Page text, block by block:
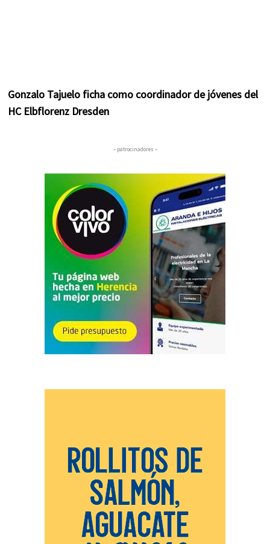
Gonzalo Tajuelo ficha como coordinador de jóvenes del
HC Elbflorenz Dresden
– patrocinadores –